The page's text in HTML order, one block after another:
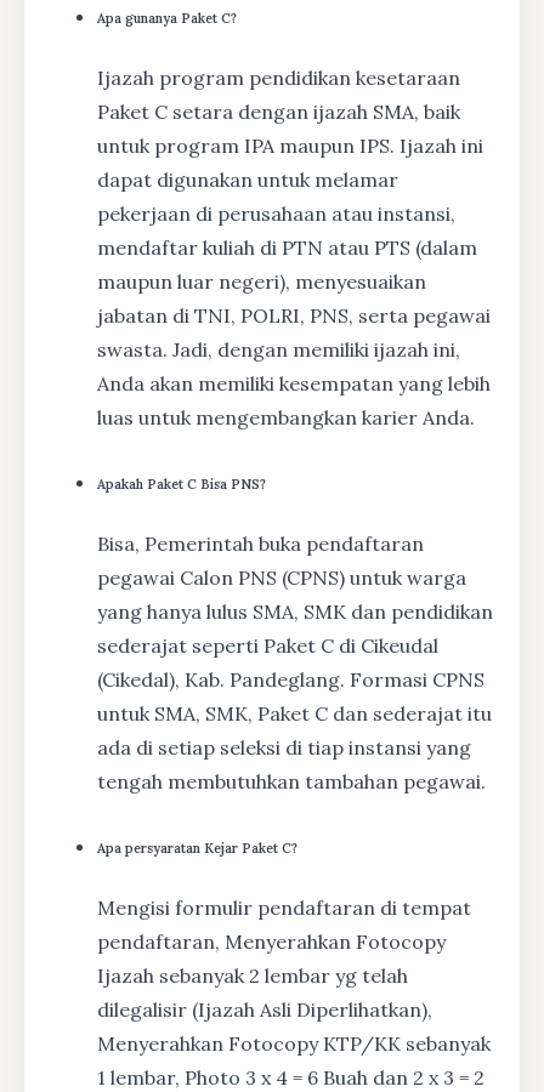
Apa gunanya Paket C?
Ijazah program pendidikan kesetaraan
Paket C setara dengan ijazah SMA, baik
untuk program IPA maupun IPS. Ijazah ini
dapat digunakan untuk melamar
pekerjaan di perusahaan atau instansi,
mendaftar kuliah di PTN atau PTS (dalam
maupun luar negeri), menyesuaikan
jabatan di TNI, POLRI, PNS, serta pegawai
swasta. Jadi, dengan memiliki ijazah ini,
Anda akan memiliki kesempatan yang lebih
luas untuk mengembangkan karier Anda.
Apakah Paket C Bisa PNS?
Bisa, Pemerintah buka pendaftaran
pegawai Calon PNS (CPNS) untuk warga
yang hanya lulus SMA, SMK dan pendidikan
sederajat seperti Paket C di Cikeudal
(Cikedal), Kab. Pandeglang. Formasi CPNS
untuk SMA, SMK, Paket C dan sederajat itu
ada di setiap seleksi di tiap instansi yang
tengah membutuhkan tambahan pegawai.
Apa persyaratan Kejar Paket C?
Mengisi formulir pendaftaran di tempat
pendaftaran, Menyerahkan Fotocopy
Ijazah sebanyak 2 lembar yg telah
dilegalisir (Ijazah Asli Diperlihatkan),
Menyerahkan Fotocopy KTP/KK sebanyak
1 lembar, Photo 3 x 4 = 6 Buah dan 2 x 3 = 2